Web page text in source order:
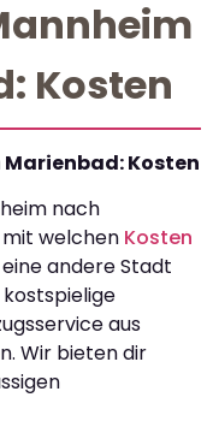
Kosten
Kosten
nach
welchen Kosten
andere Stadt
aus
Wir bieten dir